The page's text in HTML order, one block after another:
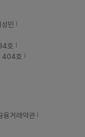
민
호
404호
융거래약관